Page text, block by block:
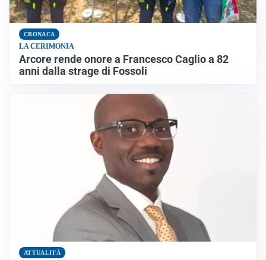
CRONACA
LA CERIMONIA
Arcore rende onore a Francesco Caglio a 82
anni dalla strage di Fossoli
ATTUALITÀ